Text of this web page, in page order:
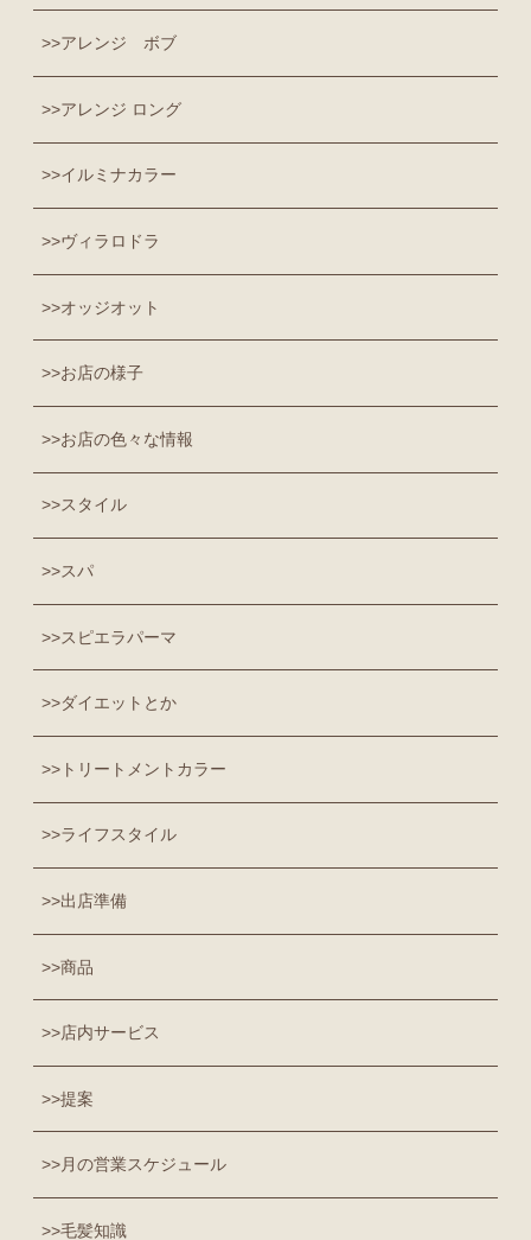
アレンジ ボブ
アレンジ ロング
イルミナカラー
ヴィラロドラ
オッジオット
お店の様子
お店の色々な情報
スタイル
スパ
スピエラパーマ
ダイエットとか
トリートメントカラー
ライフスタイル
出店準備
商品
店内サービス
提案
月の営業スケジュール
毛髪知識